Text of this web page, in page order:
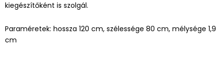
kiegészítőként is szolgál.
Paraméretek: hossza 120 cm, szélessége 80 cm, mélysége 1,9
cm